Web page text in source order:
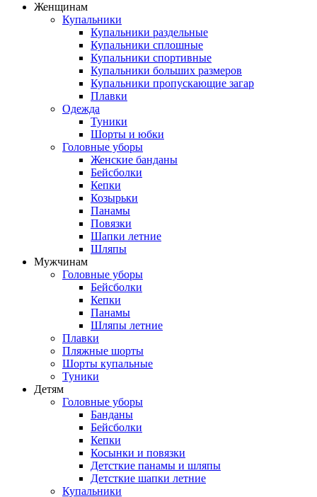
Женщинам
Купальники
Купальники раздельные
Купальники сплошные
Купальники спортивные
Купальники больших размеров
Купальники пропускающие загар
Плавки
Одежда
Туники
Шорты и юбки
Головные уборы
Женские банданы
Бейсболки
Кепки
Козырьки
Панамы
Повязки
Шапки летние
Шляпы
Мужчинам
Головные уборы
Бейсболки
Кепки
Панамы
Шляпы летние
Плавки
Пляжные шорты
Шорты купальные
Туники
Детям
Головные уборы
Банданы
Бейсболки
Кепки
Косынки и повязки
Детсткие панамы и шляпы
Детсткие шапки летние
Купальники